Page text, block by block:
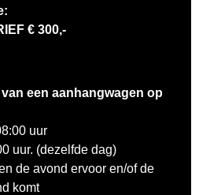
€ 300,-
een aanhangwagen op
uur
uur. (dezelfde dag)
de avond ervoor en/of de
komt